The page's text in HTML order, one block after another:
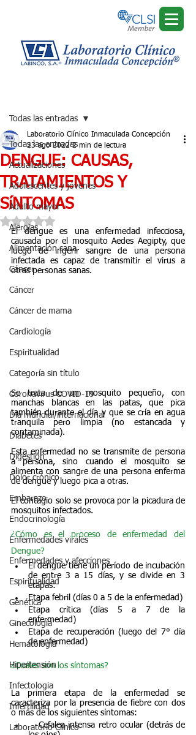
Todas las entradas
Actualizaciones
Adolescentes y jóvenes
Adulto mayor
Alergias
Alimentación sana
Cáncer
Cáncer
Cáncer de mama
Cardiología
Espiritualidad
Categoría sin título
Coronavirus COVID-19
Día mundial/internacional
Diabetes
Digestión
Dolor crónico
Embarazo
Endocrinología
Enfermedades virales
Enfermedades y afecciones
Espiritualidad
Genética
Ginecología
Hematología
Hipertensión
Infectologia
Infertilidad
Laboratorio Clínico
Todas las entradas
DENGUE: CAUSAS,
TRATAMIENTOS Y
SíNTOMAS
Laboratorio Clínico Inmaculada Concepción
23 ago 2022 2 min de lectura
Obtuvo NaN de 5 estrellas.
El dengue es una enfermedad infecciosa,
causada por el mosquito Aedes Aegipty, que
luego de ingerir sangre de una persona
infectada es capaz de transmitir el virus a
otras personas sanas.
Se trata de un mosquito pequeño, con
manchas blancas en las patas, que pica
también durante el día y que se cría en agua
tranquila pero limpia (no estancada y
contaminada).
Esta enfermedad no se transmite de persona
a persona, sino cuando el mosquito se
alimenta con sangre de una persona enferma
de dengue y luego pica a otras.
El contagio solo se provoca por la picadura de
mosquitos infectados.
¿Cómo es el proceso de enfermedad del
Dengue?
El dengue tiene un período de incubación
de entre 3 a 15 días, y se divide en 3
etapas:
Etapa febril (días 0 a 5 de la enfermedad)
Etapa crítica (días 5 a 7 de la
enfermedad)
Etapa de recuperación (luego del 7° día
de enfermedad)
¿Cuáles son los síntomas?
La primera etapa de la enfermedad se
caracteriza por la presencia de fiebre con dos
o más de los siguientes síntomas:
   Cefalea intensa retro ocular (detrás de